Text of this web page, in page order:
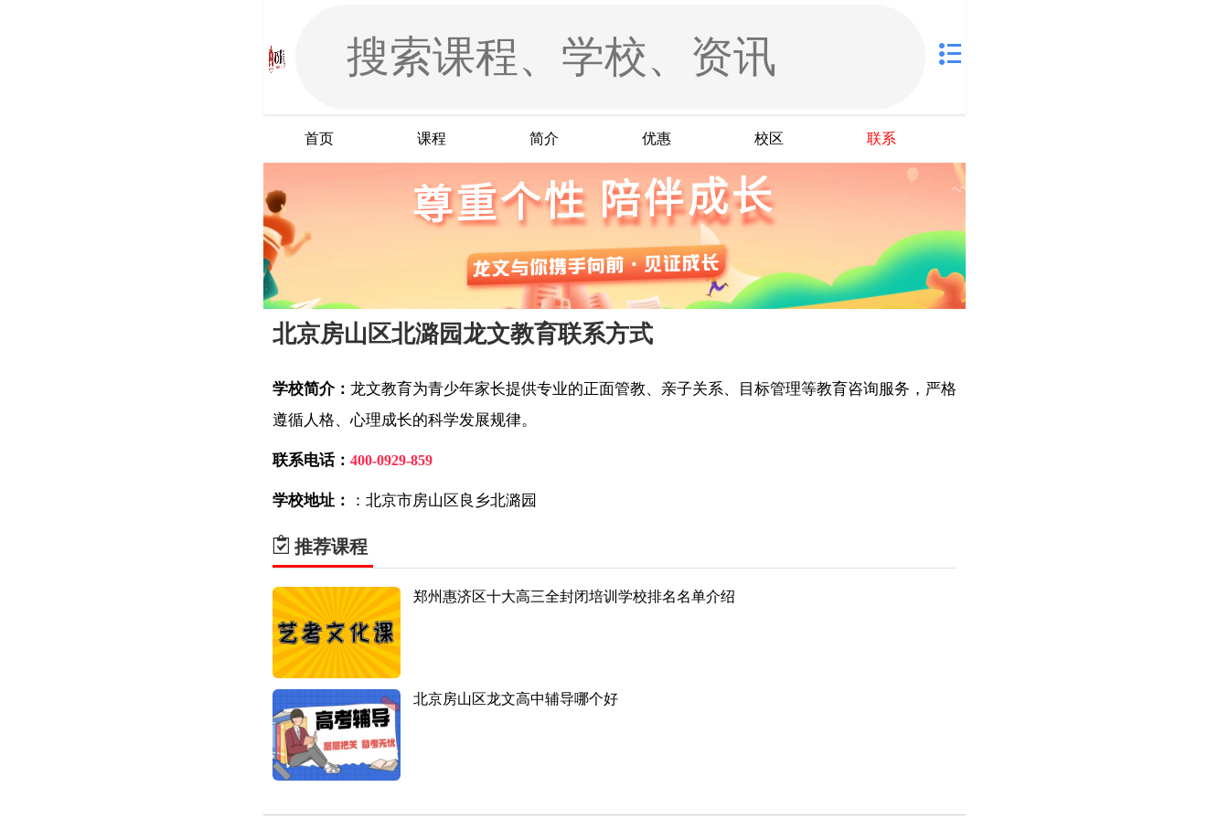
首页 课程 简介 优惠 校区 联系
北京房山区北潞园龙文教育联系方式
学校简介： 龙文教育为青少年家长提供专业的正面管教、亲子关系、目标管理等教育咨询服务，严格
遵循人格、心理成长的科学发展规律。
联系电话： 400-0929-859
学校地址： ：北京市房山区良乡北潞园
推荐课程
郑州惠济区十大高三全封闭培训学校排名名单介绍
北京房山区龙文高中辅导哪个好